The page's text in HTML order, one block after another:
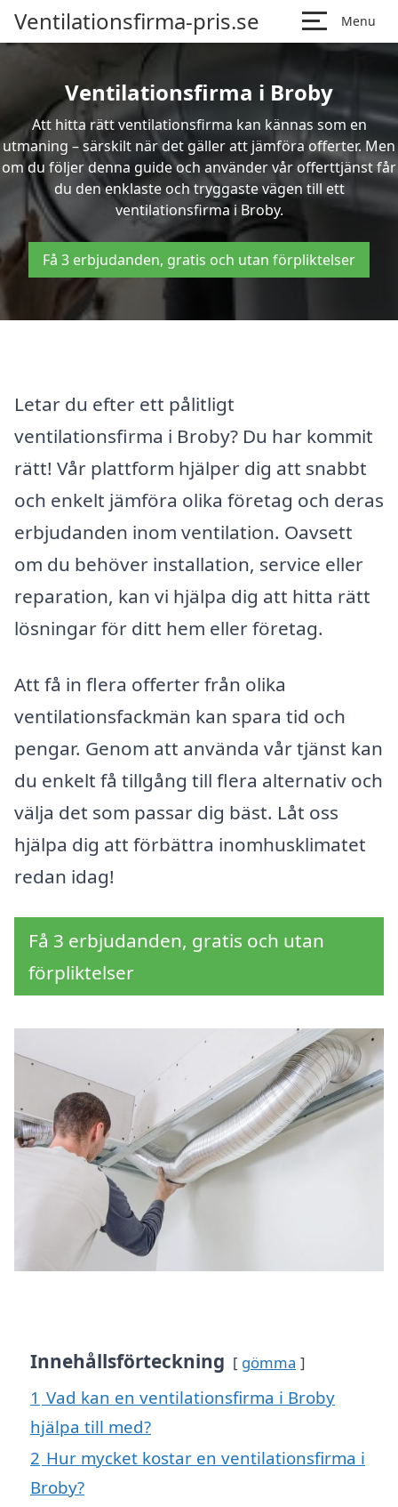
Ventilationsfirma-pris.se Menu
Ventilationsfirma i Broby
Att hitta rätt ventilationsfirma kan kännas som en
utmaning – särskilt när det gäller att jämföra offerter. Men
om du följer denna guide och använder vår offerttjänst får
du den enklaste och tryggaste vägen till ett
ventilationsfirma i Broby.
Få 3 erbjudanden, gratis och utan förpliktelser
Letar du efter ett pålitligt
ventilationsfirma i Broby? Du har kommit
rätt! Vår plattform hjälper dig att snabbt
och enkelt jämföra olika företag och deras
erbjudanden inom ventilation. Oavsett
om du behöver installation, service eller
reparation, kan vi hjälpa dig att hitta rätt
lösningar för ditt hem eller företag.
Att få in flera offerter från olika
ventilationsfackmän kan spara tid och
pengar. Genom att använda vår tjänst kan
du enkelt få tillgång till flera alternativ och
välja det som passar dig bäst. Låt oss
hjälpa dig att förbättra inomhusklimatet
redan idag!
Få 3 erbjudanden, gratis och utan
förpliktelser
Innehållsförteckning gömma
1 Vad kan en ventilationsfirma i Broby
hjälpa till med?
2 Hur mycket kostar en ventilationsfirma i
Broby?